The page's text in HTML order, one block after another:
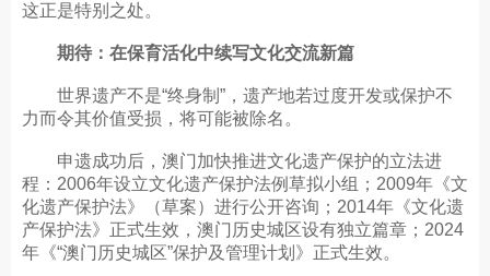
这正是特别之处。
期待：在保育活化中续写文化交流新篇
世界遗产不是“终身制”，遗产地若过度开发或保护不
力而令其价值受损，将可能被除名。
申遗成功后，澳门加快推进文化遗产保护的立法进
程：2006年设立文化遗产保护法例草拟小组；2009年《文
化遗产保护法》（草案）进行公开咨询；2014年《文化遗
产保护法》正式生效，澳门历史城区设有独立篇章；2024
年《“澳门历史城区”保护及管理计划》正式生效。